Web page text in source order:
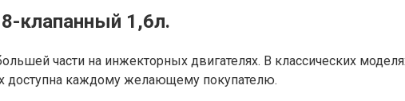
клапанный 1,6л.
части на инжекторных двигателях. В классических
доступна каждому желающему покупателю.